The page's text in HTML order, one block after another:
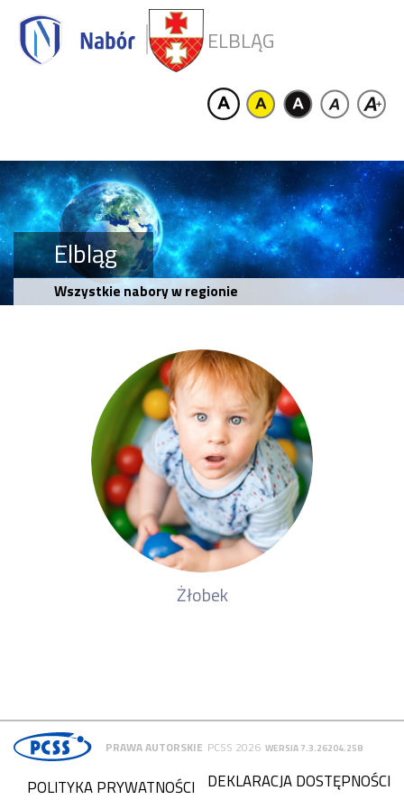
ELBLĄG
Elbląg
Wszystkie nabory w regionie
Żłobek
PRAWA AUTORSKIE PCSS 2026 WERSJA 7.3.26204.258
DEKLARACJA DOSTĘPNOŚCI
POLITYKA PRYWATNOŚCI